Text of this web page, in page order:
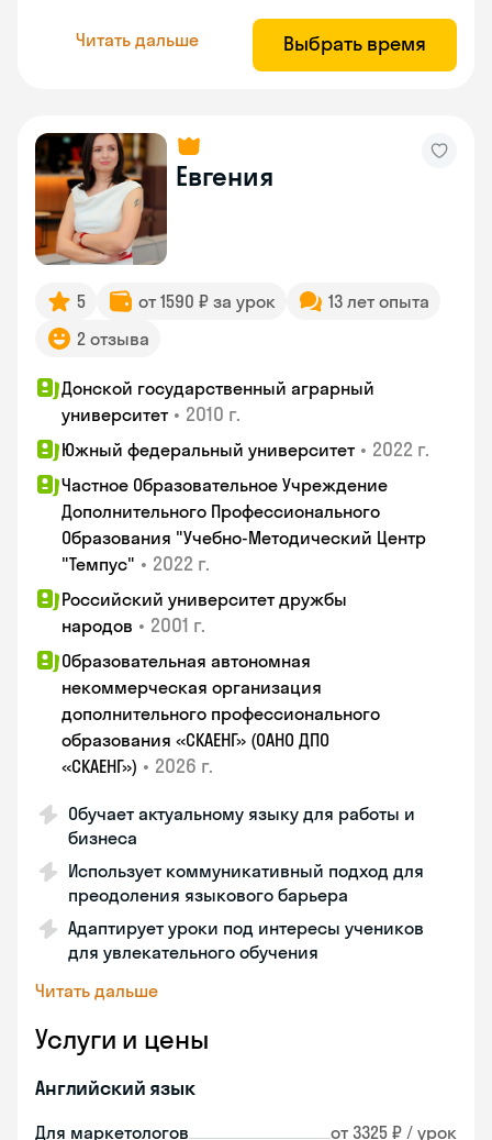
Читать дальше Выбрать время
Евгения
5 от 1590 ₽ за урок
13 лет опыта
2 отзыва
Донской государственный аграрный
университет • 2010 г.
Южный федеральный университет • 2022 г.
Частное Образовательное Учреждение
Дополнительного Профессионального
Образования "Учебно-Методический Центр
"Темпус" • 2022 г.
Российский университет дружбы
народов • 2001 г.
Образовательная автономная
некоммерческая организация
дополнительного профессионального
образования «СКАЕНГ» (ОАНО ДПО
«СКАЕНГ») • 2026 г.
Обучает актуальному языку для работы и
бизнеса
Использует коммуникативный подход для
преодоления языкового барьера
Адаптирует уроки под интересы учеников
для увлекательного обучения
Читать дальше
Услуги и цены
Английский язык
Для маркетологов от 3325 ₽ / урок